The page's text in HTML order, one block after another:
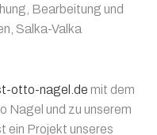
Bearbeitung und
Salka-Valka
otto-nagel.de mit dem
Nagel und zu unserem
ein Projekt unseres